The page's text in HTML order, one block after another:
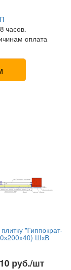
часов.
оплата
"Гиппократ-
ШхВ
руб./шт